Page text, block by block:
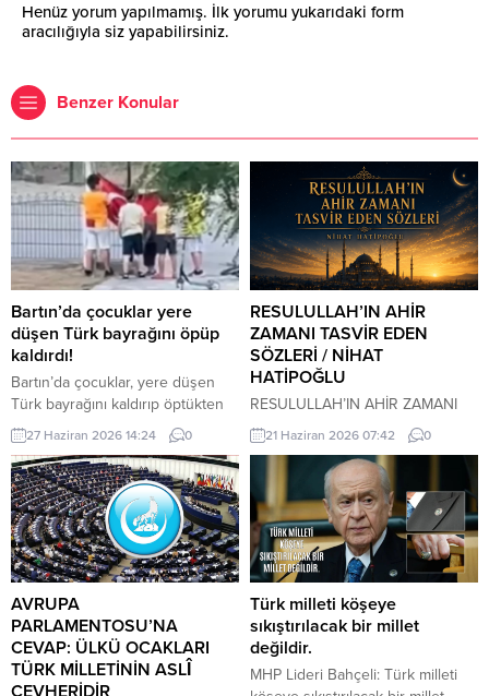
Henüz yorum yapılmamış. İlk yorumu yukarıdaki form
aracılığıyla siz yapabilirsiniz.
Benzer Konular
Bartın’da çocuklar yere
düşen Türk bayrağını öpüp
kaldırdı!
Bartın’da çocuklar, yere düşen
Türk bayrağını kaldırıp öptükten
sonra gelen itfaiye ekiplerinin de
yardımıyla göndere çekti. O anlar
cep telefonu kamerası tarafından
kaydedildi. Yerden kaldırıp öptüler
Kemerköprü Mahallesi’nde dün
akşam saatlerinde Cumhuriyet
Parkı içerisindeki direkte bulunan
Türk bayrağı rüzgar nedeniyle
ipinin kopmasıyla yere düştü. Bu
sırada parkta oynayan çocuklar
yere...
27 Haziran 2026 14:24 0
RESULULLAH’IN AHİR
ZAMANI TASVİR EDEN
SÖZLERİ / NİHAT
HATİPOĞLU
RESULULLAH’IN AHİR ZAMANI
TASVİR EDEN SÖZLERİ İnsanlar
heveslerine uyacaklar, zan ile
hükmedilecek. Bilinmeyen
konularda insanlar konuşacaklar.
Cehalet, dini bilmemek
çoğalacak. Çocuk istenmeyecek.
Dostluk azalacak. Dost dosta
güvenmeyecek. İnsanlar bir
araya toplandıklarında, içlerinde
Allah’tan korkan bulunmadığı
zaman kıyamet yakındır. Kıyamet
kopmadan önce yıldızların etkili
olduğuna inanılacak, kader inkâr
21 Haziran 2026 07:42 0
AVRUPA
PARLAMENTOSU’NA
CEVAP: ÜLKÜ OCAKLARI
TÜRK MİLLETİNİN ASLÎ
Türk milleti köşeye
sıkıştırılacak bir millet
değildir.
MHP Lideri Bahçeli: Türk milleti